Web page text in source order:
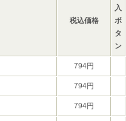
税込価格
入
ボ
タ
ン
794円
794円
794円